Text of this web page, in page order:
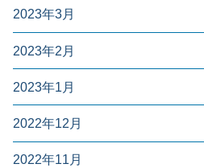
2023年3月
2023年2月
2023年1月
2022年12月
2022年11月